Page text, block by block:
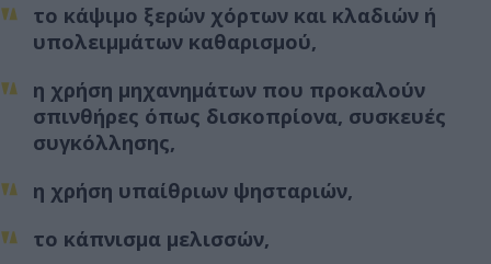
το κάψιμο ξερών χόρτων και κλαδιών ή
υπολειμμάτων καθαρισμού,
η χρήση μηχανημάτων που προκαλούν
σπινθήρες όπως δισκοπρίονα, συσκευές
συγκόλλησης,
η χρήση υπαίθριων ψησταριών,
το κάπνισμα μελισσών,